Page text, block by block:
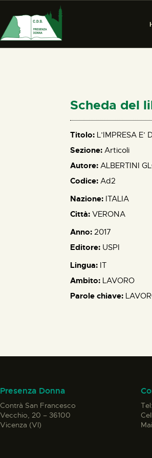
Scheda del
Titolo: L’IMPRESA E’
Sezione: Articoli
Autore: ALBERTINI
Codice: Ad2
Nazione: ITALIA
Città: VERONA
Anno: 2017
Editore: USPI
Lingua: IT
Ambito: LAVORO
Parole chiave:
Presenza Donna
Contrà San Francesco
Vecchio, 20 – 36100
Vicenza (VI)
Tel: